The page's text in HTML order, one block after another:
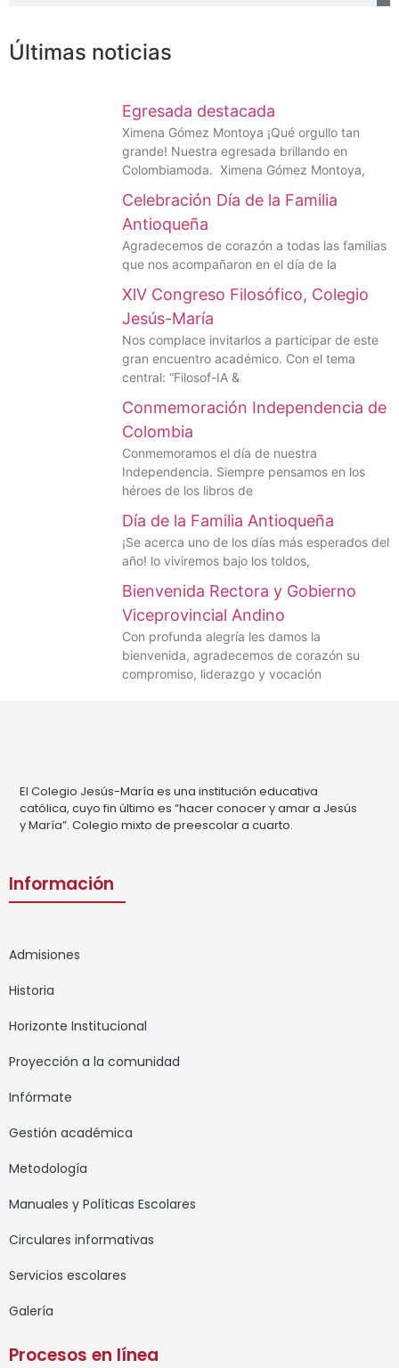
Últimas noticias
Egresada destacada
Ximena Gómez Montoya ¡Qué orgullo tan
grande! Nuestra egresada brillando en
Colombiamoda. Ximena Gómez Montoya,
Celebración Día de la Familia
Antioqueña
Agradecemos de corazón a todas las familias
que nos acompañaron en el día de la
XlV Congreso Filosófico, Colegio
Jesús-María
Nos complace invitarlos a participar de este
gran encuentro académico. Con el tema
central: “Filosof-IA &
Conmemoración Independencia de
Colombia
Conmemoramos el día de nuestra
Independencia. Siempre pensamos en los
héroes de los libros de
Día de la Familia Antioqueña
¡Se acerca uno de los días más esperados del
año! lo viviremos bajo los toldos,
Bienvenida Rectora y Gobierno
Viceprovincial Andino
Con profunda alegría les damos la
bienvenida, agradecemos de corazón su
compromiso, liderazgo y vocación
El Colegio Jesús-María es una institución educativa
católica, cuyo fin último es “hacer conocer y amar a Jesús
y María”. Colegio mixto de preescolar a cuarto.
Información
Admisiones
Historia
Horizonte Institucional
Proyección a la comunidad
Infórmate
Gestión académica
Metodología
Manuales y Políticas Escolares
Circulares informativas
Servicios escolares
Galería
Procesos en línea